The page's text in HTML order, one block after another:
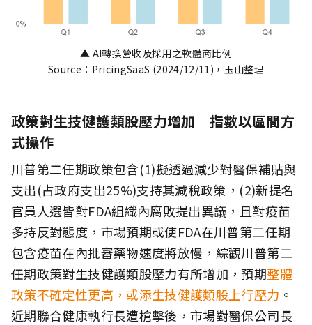
▲ AI轉換營收及採用之軟體商比例
Source：PricingSaaS (2024/12/11)，玉山整理
政策對生技健護類股壓力增加 指數以區間方
式操作
川普第二任期政策包含(1)擬透過減少對醫保補貼與
支出(占政府支出25%)支持其減稅政策，(2)新提名
官員人選皆對FDA組織內腐敗提出異議，且對疫苗
多持反對態度，市場預期或使FDA在川普第二任期
包含疫苗在內批審藥物速度將放慢，綜觀川普第二
任期政策對生技健護類股壓力有所增加，預期整體
政策不確定性更高，或添生技健護類股上行壓力 。
近期聯合健康執行長遭槍擊後，市場對醫保公司長